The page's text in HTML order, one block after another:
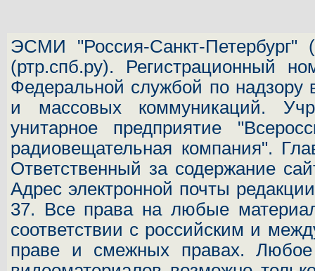
ЭСМИ "Россия-Санкт-Петербург" (
(ртр.спб.ру). Регистрационный
Федеральной службой по
и массовых коммуникаций.
унитарное предприятие
радиовещательная компания".
Ответственный за содержание
Адрес электронной почты
37. Все права на любые
соответствии с российским и
праве и смежных правах. Любое